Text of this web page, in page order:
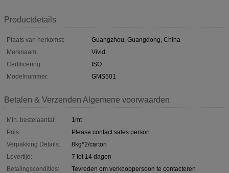
Productdetails
Plaats van herkomst:
Guangzhou, Guangdong, China
Merknaam:
Vivid
Certificering:
ISO
Modelnummer:
GMS501
Betalen & Verzenden Algemene voorwaarden
Min. bestelaantal:
1mt
Prijs:
Please contact sales person
Verpakking Details:
8kg*2/carton
Levertijd:
7 tot 14 dagen
Betalingscondities:
Tevreden om verkooppersoon te contacteren